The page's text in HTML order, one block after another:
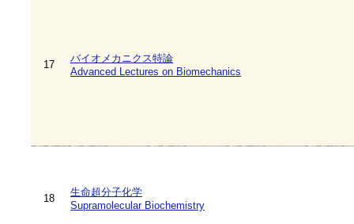
17
バイオメカニクス特論
Advanced Lectures on Biomechanics
18
生命超分子化学
Supramolecular Biochemistry